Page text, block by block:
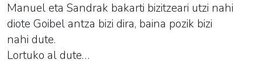
Manuel eta Sandrak bakarti bizitzeari utzi nahi
diote Goibel antza bizi dira, baina pozik bizi
nahi dute.
Lortuko al dute…